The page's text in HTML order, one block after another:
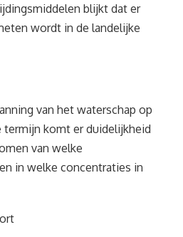
blijkt dat er
wordt in de landelijke
van het waterschap op
termijn komt er duidelijkheid
van welke
in welke concentraties in